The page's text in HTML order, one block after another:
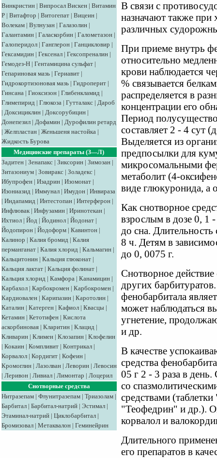
Винкристин | Випросал Вискен | Витамин
Р | Витафтор | Витогепат | Вицеин |
Волекам | Вулнузан | Галазолин |
Галантамин | Галаскорбин | Галометазон |
Галоперидол | Ганглерон | Ганцикловир |
Гексамидин | Гексенал | Гексопреналин |
Гемодез-Н | Гентамицина сульфат |
Гепариновая мазь | Гериавит |
Гидрокортизоновая мазь | Гидроперит |
Гинсана | Гиоксизон | Глибенкламид |
Глимепирид | Глюкоза | Гутталакс | Дароб
| Доксициклин | Доксорубицин |
Донепезил | Дофамин | Дурофилин ретард
| Желпластан | Женьшеня настойка |
Жидкость Бурова
Медицинские препараты (З—Л)
Задитен | Зенапакс | Зиксорин | Зимозан |
Зитазониум | Зовиракс | Золадекс |
Ибупрофен | Изадрин | Изомонат |
Изониазид | Иммунал | Имудон | Инвираза
| Индапамид | Интестопан | Интерферон |
Инфлювак | Инфузамин | Иринотекан |
Ихтиол | Йод | Йодинол | Йодонат |
Йодопирон | Йодоформ | Кавинтон |
Калинор | Калия бромид | Калия
перманганат | Калия хлорид | Кальмагин |
Кальцитонин | Кальция глюконат |
Кальция лактат | Кальция фолинат |
Кальция хлорид | Камфора | Канамицин |
Карбахол | Карбокромен | Карбокромен |
Кардиовален | Карипазин | Каротолин |
Каталин | Катерген | Кафиол | Квасцы |
Кетамин | Кетотифен | Кислота
аскорбиновая | Кларитин | Клацид |
Кливарин | Климен | Клозапин | Клофелин
| Кокаин | Компливит | Контрикал |
Корвалол | Кордигит | Кофеин |
Кромоглин | Лазолван | Леворин | Левосин
| Леривон | Ливиал | Лимонтар | Лоцерил
Снотворные средства
Нитразепам | Флунитразепам | Триазолам |
Барбитал | Барбитал-натрий | Эстимал |
Этаминал-натрий | Циклобарбитал |
Бромизовал | Метаквалон | Геминейрин
В связи с
назначают также при
различных
При приеме внутрь
относительно
крови наблюдается
% связывается
распределяется в
концентрации его
Период
составляет 2 - 4 сут
Выделяется из
предпосылки для
микросомальными
метаболит (4-
виде глюкуронида, а
Как снотворное
взрослым в дозе 0, 1
до сна. Длительность
8 ч. Детям в
до 0, 0075 г.
Снотворное
других
фенобарбитала
может наблюдаться
угнетение,
и др.
В качестве
средства
05 г 2 - 3 раза в
со
средствами
"Теофедрин" и др.).
корвалол и
Длительного
его препаратов в